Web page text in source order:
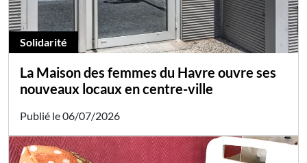
Solidarité
La Maison des femmes du Havre ouvre ses
nouveaux locaux en centre-ville
Publié le 06/07/2026